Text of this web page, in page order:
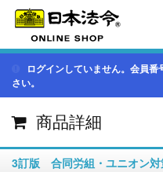
ログインしていません。会員
さい。
商品詳細
3訂版 合同労組・ユニオン対